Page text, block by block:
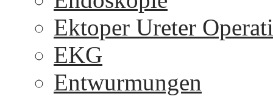
Ektoper Ureter
EKG
Entwurmungen